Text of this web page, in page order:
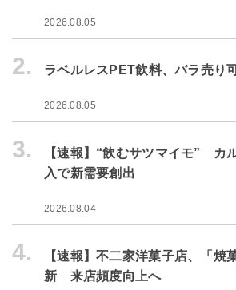
2026.08.05
2. ラベルレスPET飲料、バラ売り
2026.08.05
3.
【速報】“飲むサツマイモ” カ
入で新需要創出
2026.08.04
4.
【速報】不二家洋菓子店、「焼
新 来店頻度向上へ